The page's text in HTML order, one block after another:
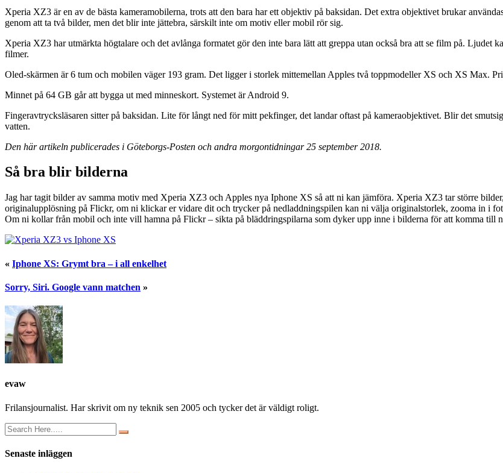
Xperia XZ3 är en av de bästa kameramobilerna, trots att den bara har ett objektiv på baksidan. Det extra objektivet brukar
genom att ta två bilder, men det blir inte jättebra, särskilt inte om motiv eller mobil rör sig.
Xperia XZ3 har utmärkta högtalare och det avlånga formatet gör den inte bara lätt att greppa utan också bra att se film på.
filmer.
Oled-skärmen är 6 tum och mobilen väger 193 gram. Det ligger i storlek mittemellan Apples två toppmodeller XS och XS Max.
Minnet på 64 GB går att bygga ut med minneskort. Systemet är Android 9.
Fingeravtrycksläsaren sitter på baksidan. Lite för långt ned för mitt pekfinger, det landar oftast på kameraobjektivet. Blir det
vatten.
Den här artikeln publicerades i Göteborgs-Posten och andra morgontidningar 25 september 2018.
Så bra blir bilderna
Jag har tagit bilder av samma motiv med Xperia XZ3 och Apples nya Iphone XS så att ni kan jämföra. Xperia XZ3 tar större
originalupplösning på Flickr, om ni klickar er vidare dit och trycker på nedladdningspilen kan ni välja originalstorlek, zooma in i
Om ni kollar från mobil och inte vill hamna på Flickr – sikta på bläddringspilarna som dyker upp inne i bilderna för att komma till
« Iphone XS: Grymt bra – i all enkelhet
Sorry, Siri. Google vann matchen »
evaw
Frilansjournalist. Har skrivit om ny teknik sen 2005 och tycker det är väldigt roligt.
Senaste inläggen